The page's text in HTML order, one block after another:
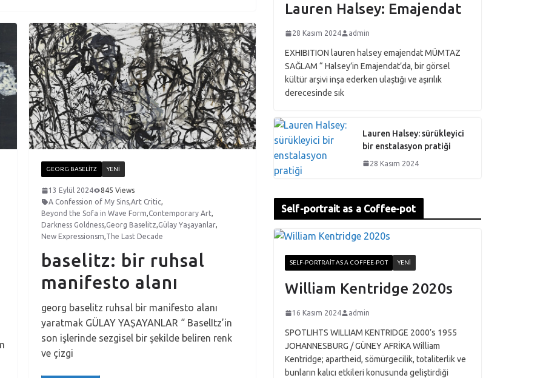
GEORG BASELITZ YENI
13 Eylül 2024
845 Views
A Confession of My Sins,Art Critic,
Beyond the Sofa in Wave Form,Contemporary Art,
Darkness Goldness,Georg Baselitz,Gülay Yaşayanlar,
New Expressionsm,The Last Decade
baselitz: bir ruhsal
manifesto alanı
georg baselitz ruhsal bir manifesto alanı
yaratmak GÜLAY YAŞAYANLAR “ BaselItz’in
son işlerinde sezgisel bir şekilde beliren renk
ve çizgi
Lauren Halsey: Emajendat
28 Kasım 2024 admin
EXHIBITION lauren halsey emajendat MÜMTAZ
SAĞLAM “ Halsey’in Emajendat’da, bir görsel
kültür arşivi inşa ederken ulaştığı ve aşırılık
derecesinde sık
Lauren Halsey: sürükleyici
bir enstalasyon pratiği
28 Kasım 2024
Self-portrait as a Coffee-pot
SELF-PORTRAIT AS A COFFEE-POT YENI
William Kentridge 2020s
16 Kasım 2024 admin
SPOTLIHTS WILLIAM KENTRIDGE 2000’s 1955
JOHANNESBURG / GÜNEY AFRİKA William
Kentridge; apartheid, sömürgecilik, totaliterlik ve
bunların kalıcı etkileri konusunda geliştirdiği